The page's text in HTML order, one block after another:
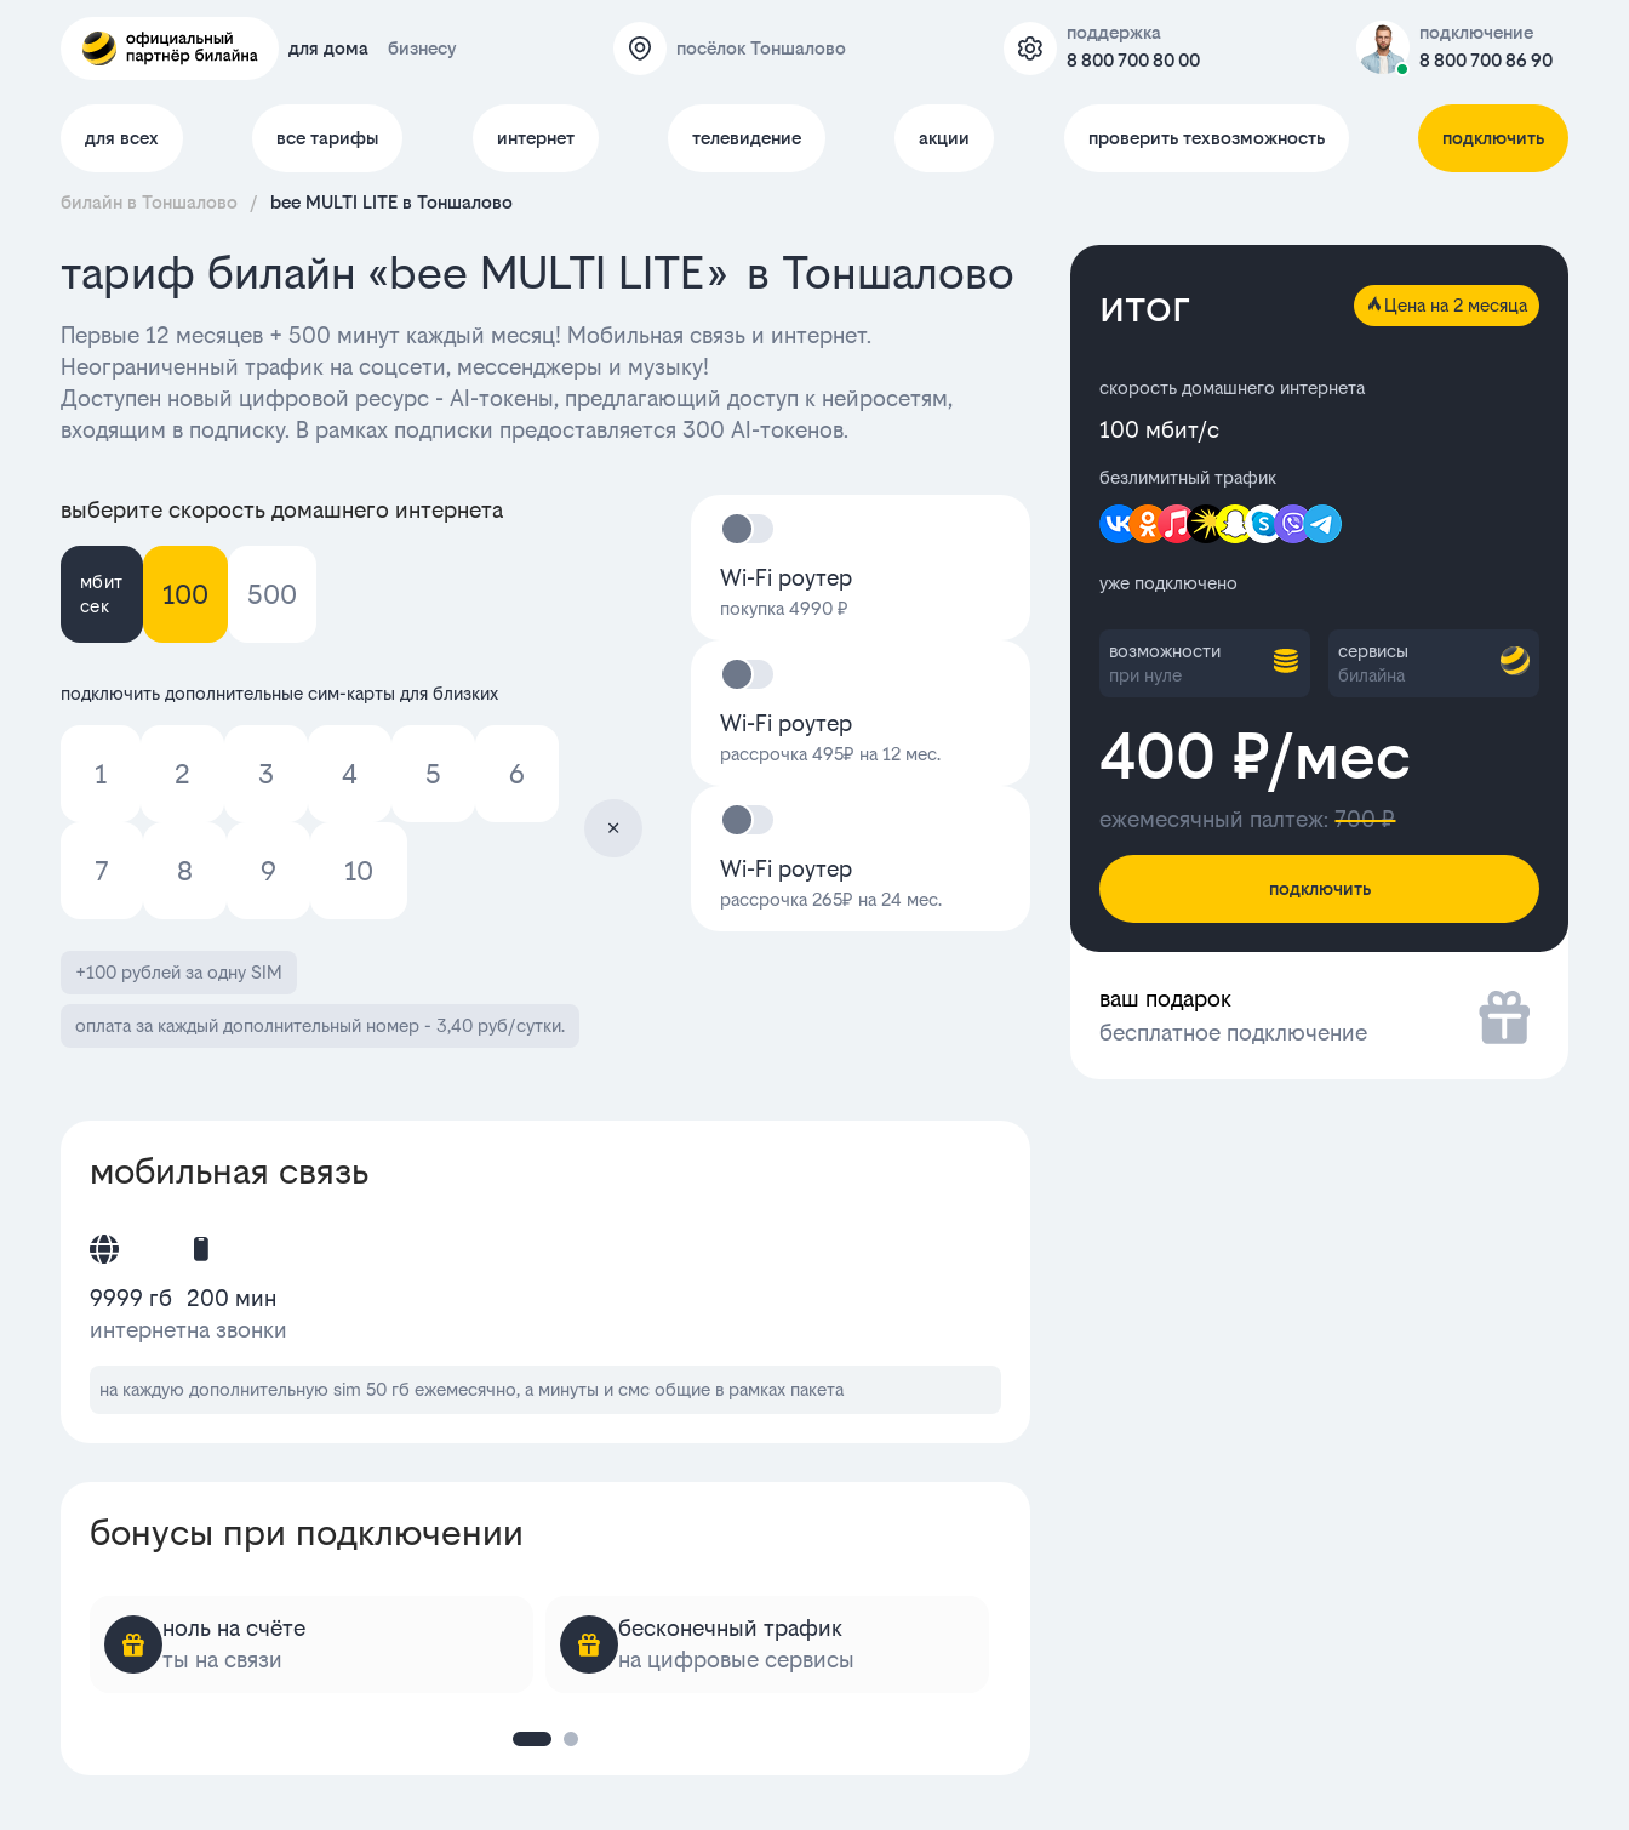
для дома бизнесу посёлок Тоншалово
поддержка
8 800 700 80 00
подключение
8 800 700 86 90
для всех все тарифы интернет телевидение акции проверить техвозможность подключить
билайн в Тоншалово / bee MULTI LITE в Тоншалово
тариф билайн «bee MULTI LITE» в Тоншалово
Первые 12 месяцев + 500 минут каждый месяц! Мобильная связь и интернет.
Неограниченный трафик на соцсети, мессенджеры и музыку!
Доступен новый цифровой ресурс - AI-токены, предлагающий доступ к нейросетям,
входящим в подписку. В рамках подписки предоставляется 300 AI-токенов.
выберите скорость домашнего интернета
мбит
сек
100 500
подключить дополнительные сим-карты для близких
1 2 3 4 5 6
7 8 9 10
+100 рублей за одну SIM
оплата за каждый дополнительный номер - 3,40 руб/сутки.
Wi-Fi роутер
покупка 4990 ₽
Wi-Fi роутер
рассрочка 495₽ на 12 мес.
Wi-Fi роутер
рассрочка 265₽ на 24 мес.
мобильная связь
9999 гб
интернет
200 мин
на звонки
на каждую дополнительную sim 50 гб ежемесячно, а минуты и смс общие в рамках пакета
бонусы при подключении
ноль на счёте
ты на связи
бесконечный трафик
на цифровые сервисы
итог Цена на 2 месяца
скорость домашнего интернета
100 мбит/с
безлимитный трафик
уже подключено
возможности
при нуле
сервисы
билайна
400 ₽/мес
ежемесячный палтеж:700 ₽
подключить
ваш подарок
бесплатное подключение